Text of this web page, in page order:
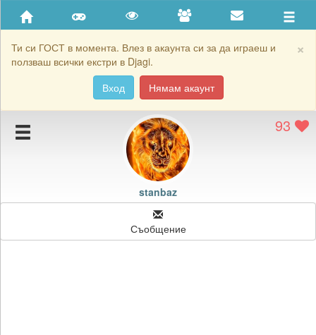
×
Ти си ГОСТ в момента. Влез в акаунта си за да играеш и
ползваш всички екстри в Djagi.
Вход
Нямам акаунт
Приятели
Хронология на игри
Подаръците на stanbaz
Картичките на stanbaz
93
stanbaz
Съобщение